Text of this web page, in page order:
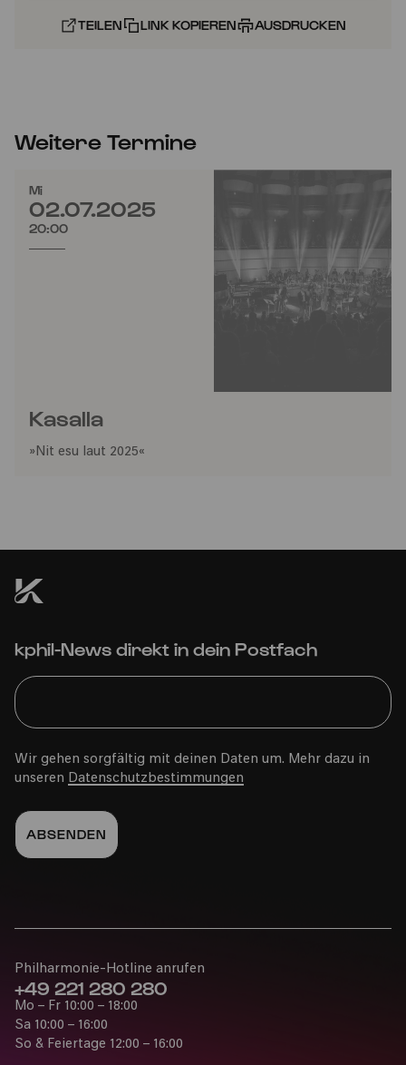
TEILEN LINK KOPIEREN AUSDRUCKEN
Weitere Termine
Mi
02.07.2025
20:00
Kasalla
»Nit esu laut 2025«
kphil-News direkt in dein Postfach
Wir gehen sorgfältig mit deinen Daten um. Mehr dazu in
unseren Datenschutzbestimmungen
Philharmonie-Hotline anrufen
+49 221 280 280
Mo – Fr 10:00 – 18:00
Sa 10:00 – 16:00
So & Feiertage 12:00 – 16:00